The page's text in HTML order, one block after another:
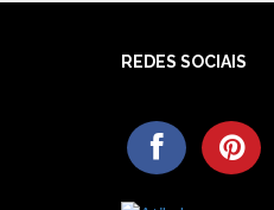
REDES SOCIAIS